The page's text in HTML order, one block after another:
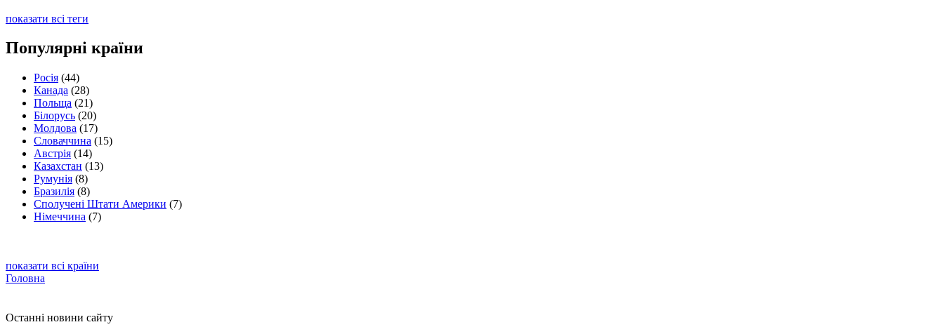
показати всі теги
Популярні країни
Росія (44)
Канада (28)
Польща (21)
Білорусь (20)
Молдова (17)
Словаччина (15)
Австрія (14)
Казахстан (13)
Румунія (8)
Бразилія (8)
Сполучені Штати Америки (7)
Німеччина (7)
показати всі країни
Головна
Останні новини сайту